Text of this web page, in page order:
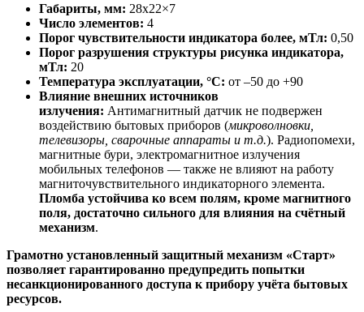
Габариты, мм: 28х22×7
Число элементов: 4
Порог чувствительности индикатора более, мТл: 0,50
Порог разрушения структуры рисунка индикатора,
мТл: 20
Температура эксплуатации, °C: от –50 до +90
Влияние внешних источников
излучения: Антимагнитный датчик не подвержен
воздействию бытовых приборов (микроволновки,
телевизоры, сварочные аппараты и т.д.). Радиопомехи,
магнитные бури, электромагнитное излучения
мобильных телефонов — также не влияют на работу
магниточувствительного индикаторного элемента.
Пломба устойчива ко всем полям, кроме магнитного
поля, достаточно сильного для влияния на счётный
механизм.
Грамотно установленный защитный механизм «Старт»
позволяет гарантированно предупредить попытки
несанкционированного доступа к прибору учёта бытовых
ресурсов.